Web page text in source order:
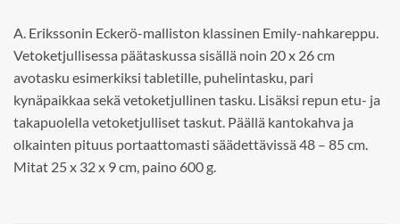
A. Erikssonin Eckerö-malliston klassinen Emily-nahkareppu.
Vetoketjullisessa päätaskussa sisällä noin 20 x 26 cm
avotasku esimerkiksi tabletille, puhelintasku, pari
kynäpaikkaa sekä vetoketjullinen tasku. Lisäksi repun etu- ja
takapuolella vetoketjulliset taskut. Päällä kantokahva ja
olkainten pituus portaattomasti säädettävissä 48 – 85 cm.
Mitat 25 x 32 x 9 cm, paino 600 g.